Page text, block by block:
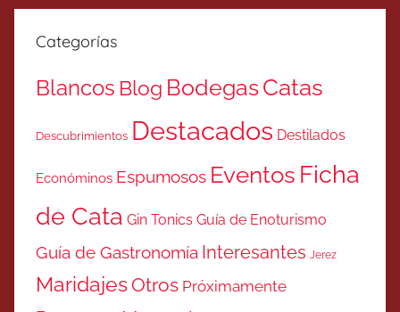
Categorías
Blancos Blog BodegasCatas
Descubrimientos Destacados Destilados
Económinos Espumosos Eventos Ficha
de Cata Gin Tonics Guía de Enoturismo
Guía de Gastronomía Interesantes Jerez
MaridajesOtros Próximamente